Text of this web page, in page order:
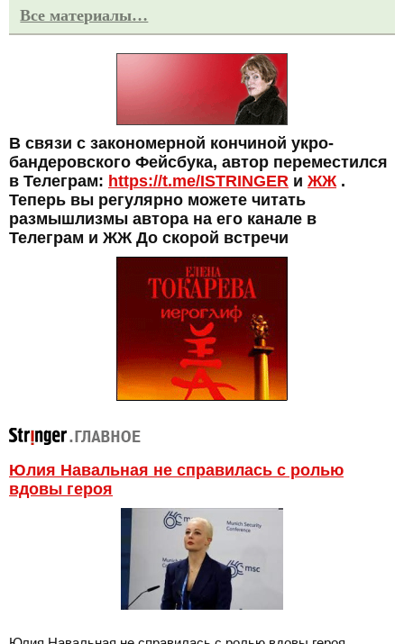
Все материалы…
В связи с закономерной кончиной укро-
бандеровского Фейсбука, автор переместился
в Телеграм: https://t.me/ISTRINGER и ЖЖ.
Теперь вы регулярно можете читать
размышлизмы автора на его канале в
Телеграм и ЖЖ До скорой встречи
Юлия Навальная не справилась с ролью
вдовы героя